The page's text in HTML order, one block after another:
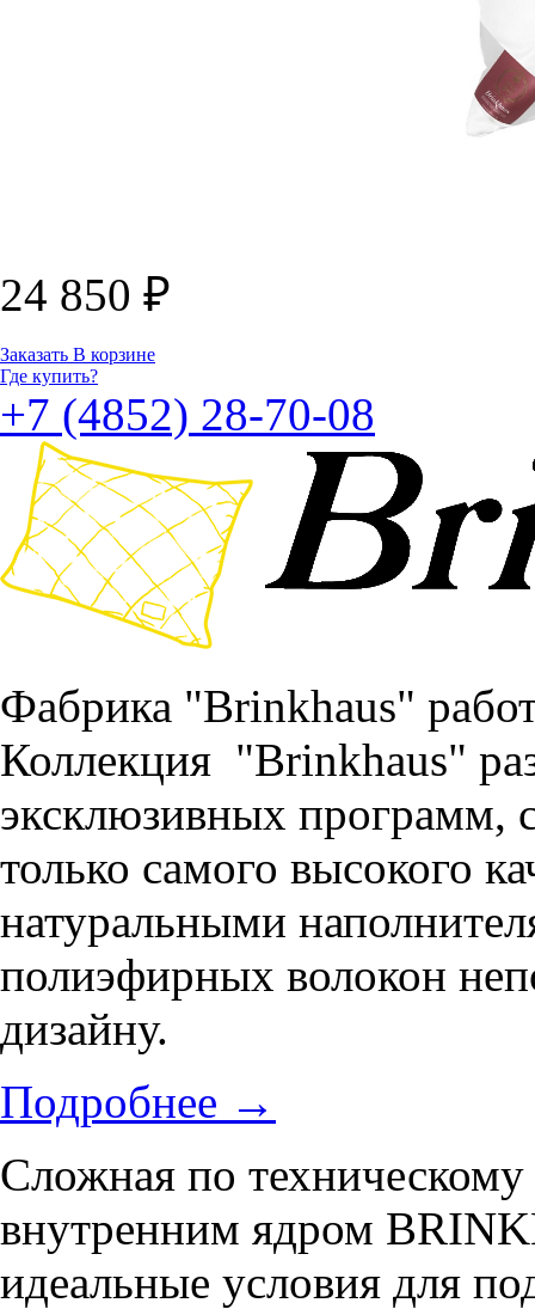
24 850 ₽
Заказать В корзине
Где купить?
+7 (4852) 28-70-08
Фабрика "Brinkhaus"
Коллекция "Brinkhaus"
эксклюзивных программ,
только самого высокого
натуральными
полиэфирных волокон
дизайну.
Подробнее →
Сложная по
внутренним ядром
идеальные условия для